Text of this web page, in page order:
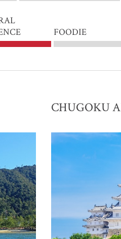
FOODIE
CHUGOKU